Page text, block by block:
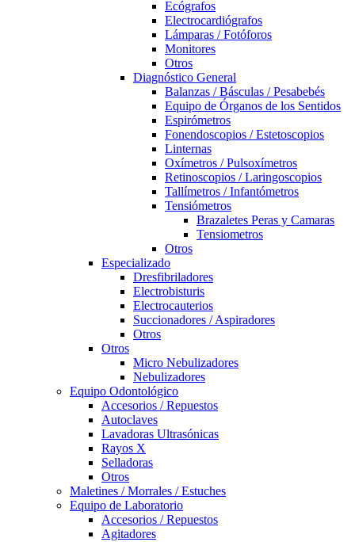
Ecógrafos
Electrocardiógrafos
Lámparas / Fotóforos
Monitores
Otros
Diagnóstico General
Balanzas / Básculas / Pesabebés
Equipo de Órganos de los Sentidos
Espirómetros
Fonendoscopios / Estetoscopios
Linternas
Oxímetros / Pulsoxímetros
Retinoscopios / Laringoscopios
Tallímetros / Infantómetros
Tensiómetros
Brazaletes Peras y Camaras
Tensiometros
Otros
Especializado
Dresfibriladores
Electrobisturis
Electrocauterios
Succionadores / Aspiradores
Otros
Otros
Micro Nebulizadores
Nebulizadores
Equipo Odontológico
Accesorios / Repuestos
Autoclaves
Lavadoras Ultrasónicas
Rayos X
Selladoras
Otros
Maletines / Morrales / Estuches
Equipo de Laboratorio
Accesorios / Repuestos
Agitadores